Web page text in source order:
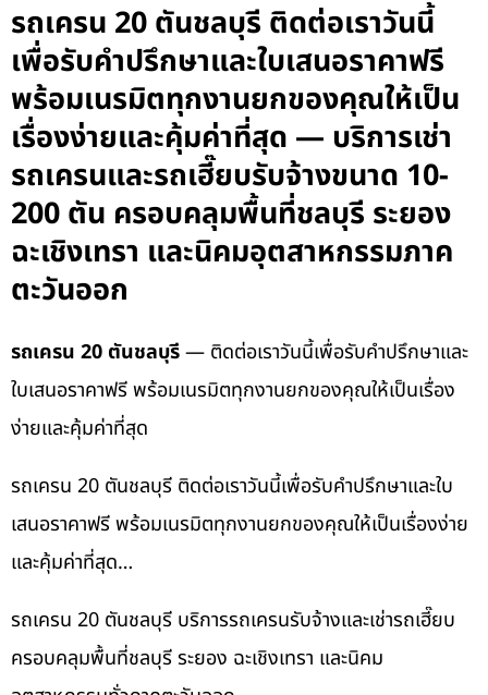
รถเครน 20 ตันชลบุรี ติดต่อเราวันนี้
เพื่อรับคำปรึกษาและใบเสนอราคาฟรี
พร้อมเนรมิตทุกงานยกของคุณให้เป็น
เรื่องง่ายและคุ้มค่าที่สุด — บริการเช่า
รถเครนและรถเฮี๊ยบรับจ้างขนาด 10-
200 ตัน ครอบคลุมพื้นที่ชลบุรี ระยอง
ฉะเชิงเทรา และนิคมอุตสาหกรรมภาค
ตะวันออก
รถเครน 20 ตันชลบุรี— ติดต่อเราวันนี้เพื่อรับคำปรึกษาและ
ใบเสนอราคาฟรี พร้อมเนรมิตทุกงานยกของคุณให้เป็นเรื่อง
ง่ายและคุ้มค่าที่สุด
รถเครน 20 ตันชลบุรี ติดต่อเราวันนี้เพื่อรับคำปรึกษาและใบ
เสนอราคาฟรี พร้อมเนรมิตทุกงานยกของคุณให้เป็นเรื่องง่าย
และคุ้มค่าที่สุด…
รถเครน 20 ตันชลบุรี บริการรถเครนรับจ้างและเช่ารถเฮี๊ยบ
ครอบคลุมพื้นที่ชลบุรี ระยอง ฉะเชิงเทรา และนิคม